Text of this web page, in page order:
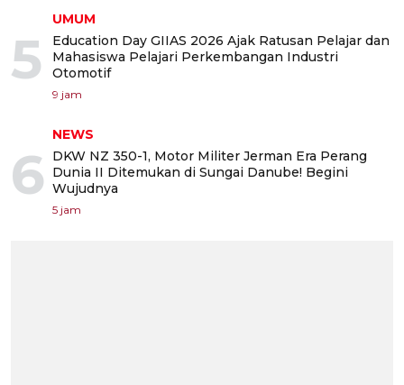
5
UMUM
Education Day GIIAS 2026 Ajak Ratusan Pelajar dan
Mahasiswa Pelajari Perkembangan Industri
Otomotif
9 jam
6
NEWS
DKW NZ 350-1, Motor Militer Jerman Era Perang
Dunia II Ditemukan di Sungai Danube! Begini
Wujudnya
5 jam